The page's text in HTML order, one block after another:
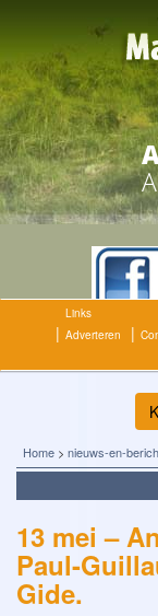
Links
Adverteren
Home > nieuws-en-
13 mei –
Paul-
Gide.